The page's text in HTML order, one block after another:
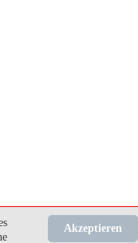
Akzeptieren